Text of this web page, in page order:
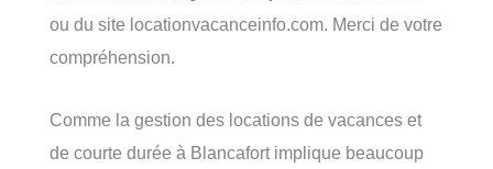
ou du site locationvacanceinfo.com. Merci de votre
compréhension.
Comme la gestion des locations de vacances et
de courte durée à Blancafort implique beaucoup